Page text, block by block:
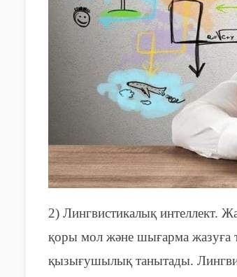
2) Лингвистикалық интеллект.
қоры мол және шығарма жазуға
қызығушылық танытады.